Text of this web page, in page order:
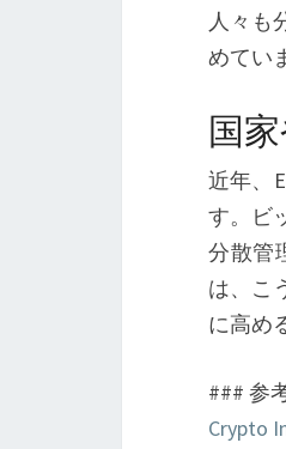
人々も
めてい
国
近年、
す。ビ
分散管
は、こ
に高め
### 参
Crypto